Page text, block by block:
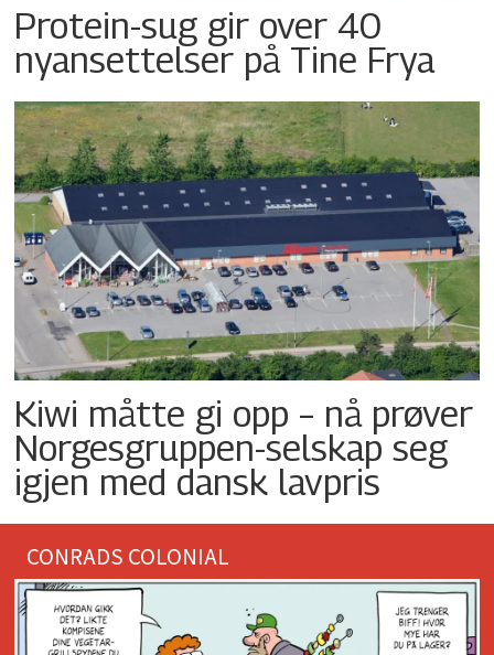
Protein-sug gir over 40
nyansettelser på Tine Frya
Kiwi måtte gi opp – nå prøver
Norgesgruppen-selskap seg
igjen med dansk lavpris
CONRADS COLONIAL